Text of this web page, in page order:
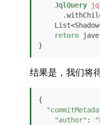
JqlQuery
return
}
结果是，我们将
{
"author" :